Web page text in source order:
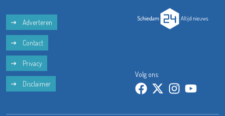
Adverteren
Contact
Privacy
Disclaimer
Volg ons: